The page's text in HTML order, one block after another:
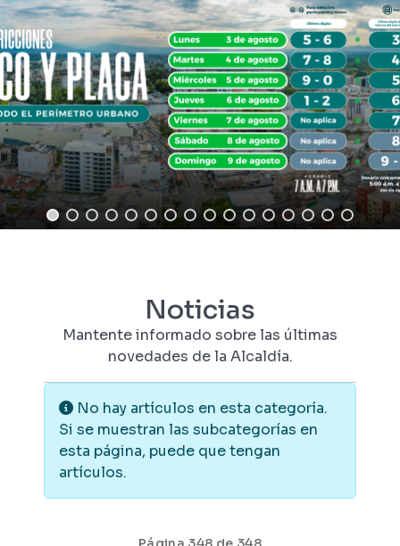
Noticias
Mantente informado sobre las últimas
novedades de la Alcaldía.
Información
No hay artículos en esta categoría.
Si se muestran las subcategorías en
esta página, puede que tengan
artículos.